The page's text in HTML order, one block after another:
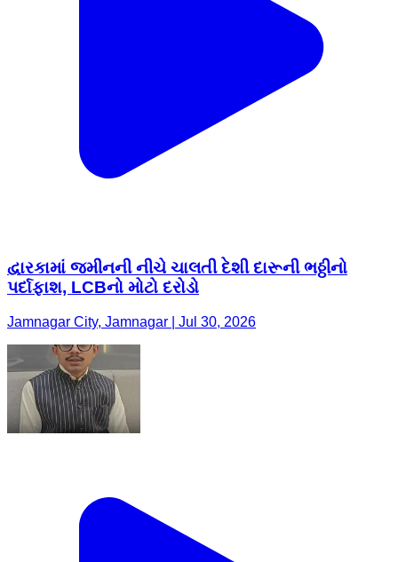
દ્વારકામાં જમીનની નીચે ચાલતી દેશી દારૂની ભઠ્ઠીનો
પર્દાફાશ, LCBનો મોટો દરોડો
Jamnagar City, Jamnagar | Jul 30, 2026